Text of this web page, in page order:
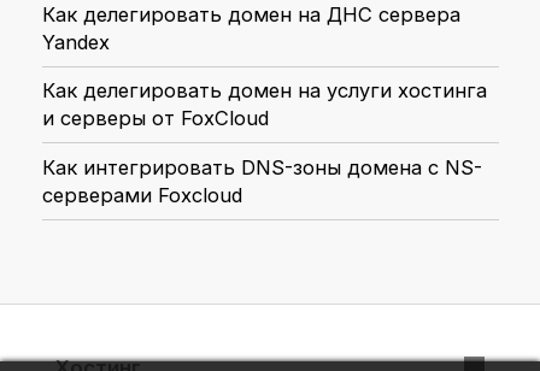
Как делегировать домен на ДНС сервера
Yandex
Как делегировать домен на услуги хостинга
и серверы от FoxCloud
Как интегрировать DNS-зоны домена с NS-
серверами Foxcloud